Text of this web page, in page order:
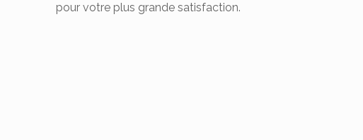
pour votre plus grande satisfaction.